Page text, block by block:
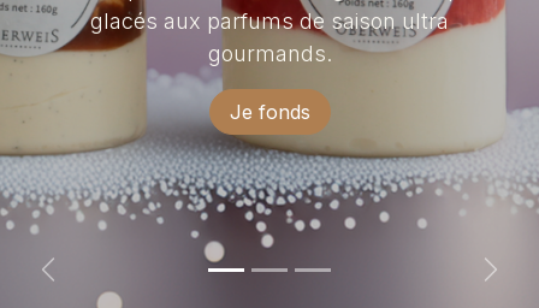
glacés aux parfums de saison ultra
gourmands.
Je fonds
Précédent